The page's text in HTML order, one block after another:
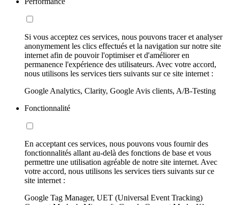
Si vous acceptez ces services, nous pouvons tracer et analyser
anonymement les clics effectués et la navigation sur notre site
internet afin de pouvoir l'optimiser et d'améliorer en
permanence l'expérience des utilisateurs. Avec votre accord,
nous utilisons les services tiers suivants sur ce site internet :
Google Analytics, Clarity, Google Avis clients, A/B-Testing
Fonctionnalité
En acceptant ces services, nous pouvons vous fournir des
fonctionnalités allant au-delà des fonctions de base et vous
permettre une utilisation agréable de notre site internet. Avec
votre accord, nous utilisons les services tiers suivants sur ce
site internet :
Google Tag Manager, UET (Universal Event Tracking)